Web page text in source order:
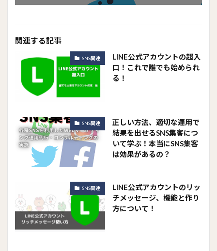
関連する記事
SNS関連
LINE公式アカウントの超入
口！これで誰でも始められ
る！
SNS関連
正しい方法、適切な運用で
結果を出せるSNS集客につ
いて学ぶ！本当にSNS集客
は効果があるの？
SNS関連
LINE公式アカウントのリッ
チメッセージ、機能と作り
方について！